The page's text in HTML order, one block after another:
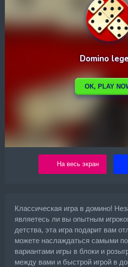
На весь экран
Классическая игра в домино!
являетесь ли вы опытным
детства, эта игра подарит вам
можете наслаждаться самыми
вариантами игры в блоки и
между вами и быстрой игрой в